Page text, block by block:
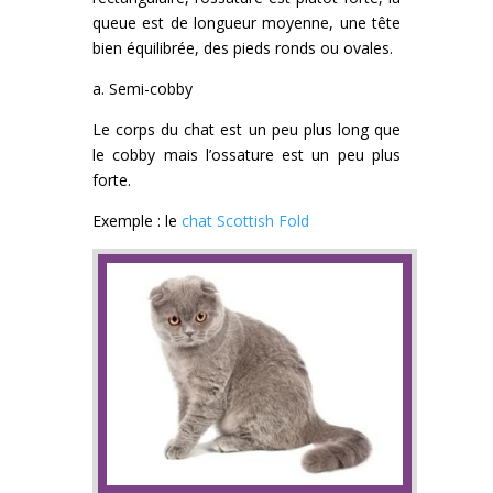
queue est de longueur moyenne, une tête
bien équilibrée, des pieds ronds ou ovales.
a. Semi-cobby
Le corps du chat est un peu plus long que
le cobby mais l’ossature est un peu plus
forte.
Exemple : le chat Scottish Fold